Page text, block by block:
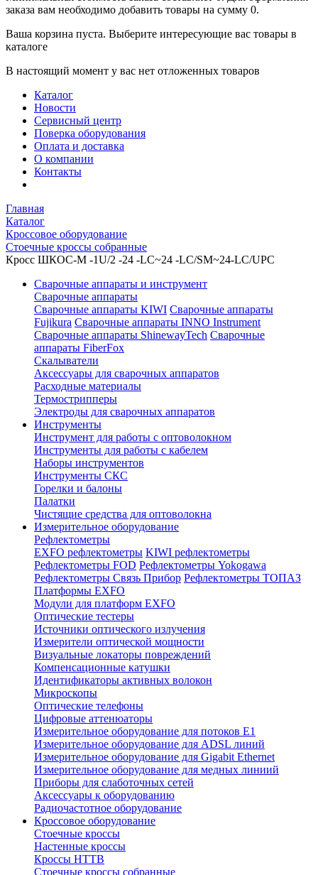
заказа вам необходимо добавить товары на сумму 0.
Ваша корзина пуста. Выберите интересующие вас товары в
каталоге
В настоящий момент у вас нет отложенных товаров
Каталог
Новости
Сервисный центр
Поверка оборудования
Оплата и доставка
О компании
Контакты
Главная
Каталог
Кроссовое оборудование
Стоечные кроссы собранные
Кросс ШКОС-М -1U/2 -24 -LC~24 -LC/SM~24-LC/UPC
Сварочные аппараты и инструмент
Сварочные аппараты
Сварочные аппараты KIWI Сварочные аппараты
Fujikura Сварочные аппараты INNO Instrument
Сварочные аппараты ShinewayTech Cварочные
аппараты FiberFox
Скалыватели
Аксессуары для сварочных аппаратов
Расходные материалы
Термострипперы
Электроды для сварочных аппаратов
Инструменты
Инструмент для работы с оптоволокном
Инструменты для работы с кабелем
Наборы инструментов
Инструменты СКС
Горелки и балоны
Палатки
Чистящие средства для оптоволокна
Измерительное оборудование
Рефлектометры
EXFO рефлектометры KIWI рефлектометры
Рефлектометры FOD Рефлектометры Yokogawa
Рефлектометры Связь Прибор Рефлектометры ТОПАЗ
Платформы EXFO
Модули для платформ EXFO
Оптические тестеры
Источники оптического излучения
Измерители оптической мощности
Визуальные локаторы повреждений
Компенсационные катушки
Идентификаторы активных волокон
Микроскопы
Оптические телефоны
Цифровые аттенюаторы
Измерительное оборудование для потоков Е1
Измерительное оборудование для ADSL линий
Измерительное оборудование для Gigabit Ethernet
Измерительное оборудование для медных линиий
Приборы для слаботочных сетей
Аксессуары к оборудованию
Радиочастотное оборудование
Кроссовое оборудование
Стоечные кроссы
Настенные кроссы
Кроссы HTTB
Стоечные кроссы собранные